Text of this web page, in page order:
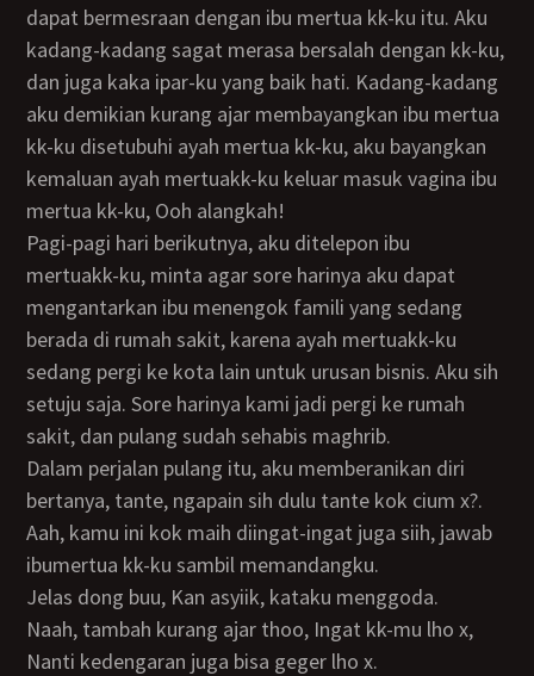
dapat bermesraan dengan ibu mertua kk-ku itu. Aku
kadang-kadang sagat merasa bersalah dengan kk-ku,
dan juga kaka ipar-ku yang baik hati. Kadang-kadang
aku demikian kurang ajar membayangkan ibu mertua
kk-ku disetubuhi ayah mertua kk-ku, aku bayangkan
kemaluan ayah mertuakk-ku keluar masuk vagina ibu
mertua kk-ku, Ooh alangkah!
Pagi-pagi hari berikutnya, aku ditelepon ibu
mertuakk-ku, minta agar sore harinya aku dapat
mengantarkan ibu menengok famili yang sedang
berada di rumah sakit, karena ayah mertuakk-ku
sedang pergi ke kota lain untuk urusan bisnis. Aku sih
setuju saja. Sore harinya kami jadi pergi ke rumah
sakit, dan pulang sudah sehabis maghrib.
Dalam perjalan pulang itu, aku memberanikan diri
bertanya, tante, ngapain sih dulu tante kok cium x?.
Aah, kamu ini kok maih diingat-ingat juga siih, jawab
ibumertua kk-ku sambil memandangku.
Jelas dong buu, Kan asyiik, kataku menggoda.
Naah, tambah kurang ajar thoo, Ingat kk-mu lho x,
Nanti kedengaran juga bisa geger lho x.